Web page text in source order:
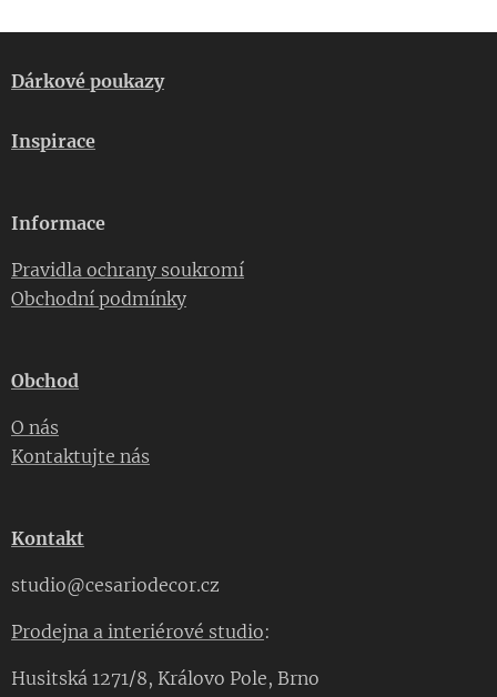
Dárkové poukazy
Inspirace
Informace
Pravidla ochrany soukromí
Obchodní podmínky
Obchod
O nás
Kontaktujte nás
Kontakt
studio@cesariodecor.cz
Prodejna a interiérové studio:
Husitská 1271/8, Královo Pole, Brno